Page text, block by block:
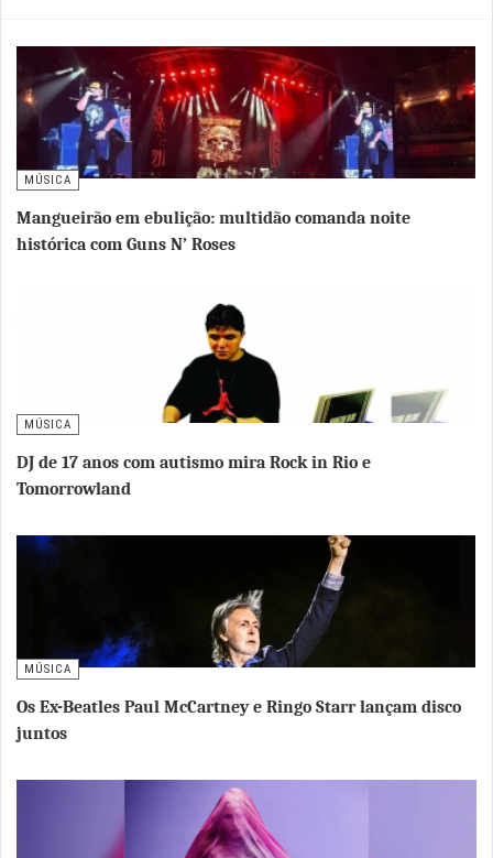
MÚSICA
Mangueirão em ebulição: multidão comanda noite
histórica com Guns N’ Roses
MÚSICA
DJ de 17 anos com autismo mira Rock in Rio e
Tomorrowland
MÚSICA
Os Ex-Beatles Paul McCartney e Ringo Starr lançam disco
juntos